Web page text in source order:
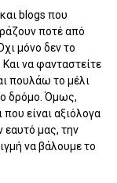
blogs που
ποτέ από
μόνο δεν το
να φανταστείτε
πουλάω το μέλι
δρόμο. Όμως,
είναι αξιόλογα
εαυτό μας, την
να βάλουμε το